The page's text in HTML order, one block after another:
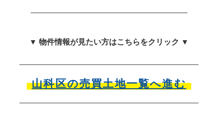
▼ 物件情報が見たい方はこちらをクリック ▼
山科区の売買土地一覧へ進む